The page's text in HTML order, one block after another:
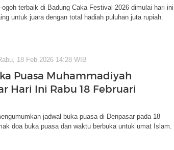
ogoh terbaik di Badung Caka Festival 2026 dimulai hari ini.
untuk juara dengan total hadiah puluhan juta rupiah.
18 Feb 2026 14:28 WIB
Puasa Muhammadiyah
Hari Ini Rabu 18 Februari
jadwal buka puasa di Denpasar pada 18
doa buka puasa dan waktu berbuka untuk umat Islam.